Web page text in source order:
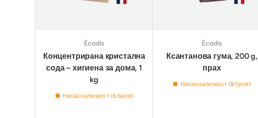
Écodis
Концентрирана кристална
сода – хигиена за дома, 1
kg
Ниска наличност (6 броя)
Écodis
Ксантанова гума, 200 g,
прах
Ниска наличност (8 броя)